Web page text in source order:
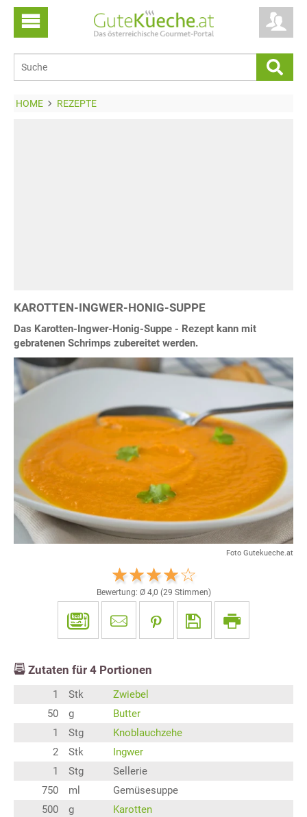
HOME REZEPTE
KAROTTEN-INGWER-HONIG-SUPPE
Das Karotten-Ingwer-Honig-Suppe - Rezept kann mit
gebratenen Schrimps zubereitet werden.
Foto Gutekueche.at
Bewertung: Ø 4,0 (29 Stimmen)
Zutaten für 4 Portionen
1 Stk
Zwiebel
50
g
Butter
1
Stg
Knoblauchzehe
2
Stk
Ingwer
1
Stg
Sellerie
750
ml
Gemüsesuppe
500
g
Karotten